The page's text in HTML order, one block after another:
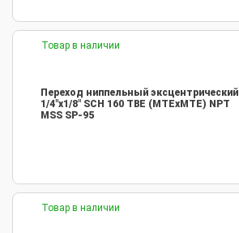
Товар в наличии
Переход ниппельный эксцентрический
1/4"х1/8" SCH 160 TBE (MTEхMTE) NPT
MSS SP-95
Товар в наличии